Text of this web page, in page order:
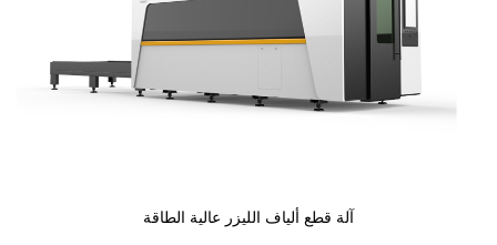
آلة قطع ألياف الليزر عالية الطاقة